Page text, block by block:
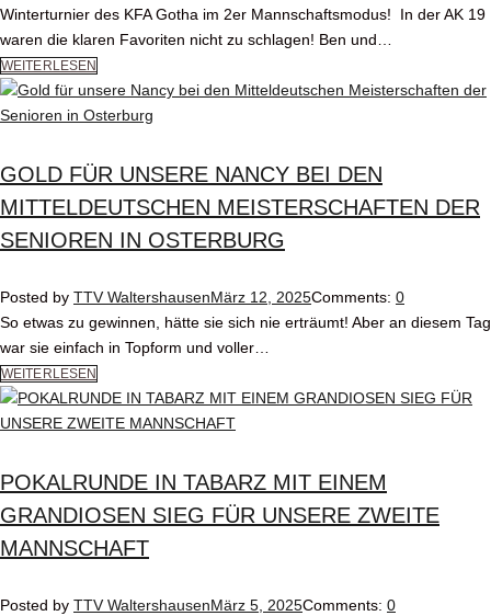
Winterturnier des KFA Gotha im 2er Mannschaftsmodus! In der AK 19
waren die klaren Favoriten nicht zu schlagen! Ben und…
WEITERLESEN
GOLD FÜR UNSERE NANCY BEI DEN
MITTELDEUTSCHEN MEISTERSCHAFTEN DER
SENIOREN IN OSTERBURG
Posted by TTV WaltershausenMärz 12, 2025Comments: 0
So etwas zu gewinnen, hätte sie sich nie erträumt! Aber an diesem Tag
war sie einfach in Topform und voller…
WEITERLESEN
POKALRUNDE IN TABARZ MIT EINEM
GRANDIOSEN SIEG FÜR UNSERE ZWEITE
MANNSCHAFT
Posted by TTV WaltershausenMärz 5, 2025Comments: 0